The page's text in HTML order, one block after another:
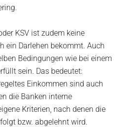
KSV ist zudem keine
ein Darlehen bekommt. Auch
Bedingungen wie bei einem
sein. Das bedeutet:
Einkommen sind auch
die Banken interne
Kriterien, nach denen die
bzw. abgelehnt wird.